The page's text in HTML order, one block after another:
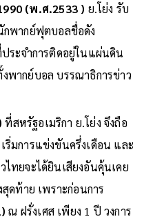
(พ.ศ.2533 ) ย.โย่ง รับ
พากย์ฟุตบอลชื่อดัง
ระจำการติดอยู่ในแผ่นดิน
ากย์บอล บรรณาธิการข่าว
ที่สหรัฐอเมริกา ย.โย่ง จึงถือ
มการแข่งขันครึ่งเดือน และ
ทยจะได้ยินเสียงอันคุ้นเคย
ดท้าย เพราะก่อนการ
ณ ฝรั่งเศส เพียง 1 ปี วงการ